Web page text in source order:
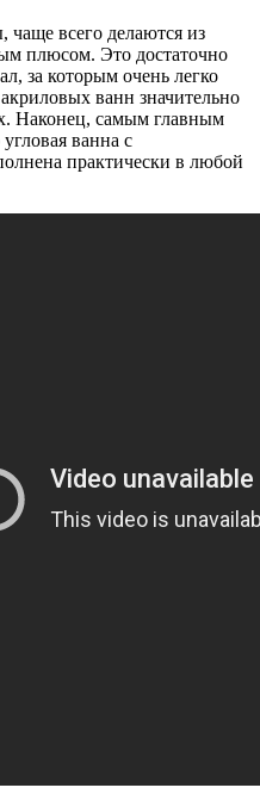
всего делаются из
плюсом. Это достаточно
за которым очень легко
ванн значительно
Наконец, самым главным
ванна с
практически в любой